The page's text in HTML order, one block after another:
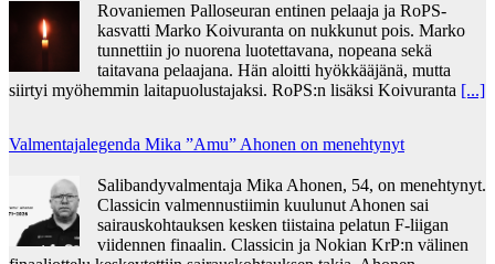
Rovaniemen Palloseuran entinen pelaaja ja RoPS-
kasvatti Marko Koivuranta on nukkunut pois. Marko
tunnettiin jo nuorena luotettavana, nopeana sekä
taitavana pelaajana. Hän aloitti hyökkääjänä, mutta
siirtyi myöhemmin laitapuolustajaksi. RoPS:n lisäksi Koivuranta [...]
Valmentajalegenda Mika ”Amu” Ahonen on menehtynyt
Salibandyvalmentaja Mika Ahonen, 54, on menehtynyt.
Classicin valmennustiimin kuulunut Ahonen sai
sairauskohtauksen kesken tiistaina pelatun F-liigan
viidennen finaalin. Classicin ja Nokian KrP:n välinen